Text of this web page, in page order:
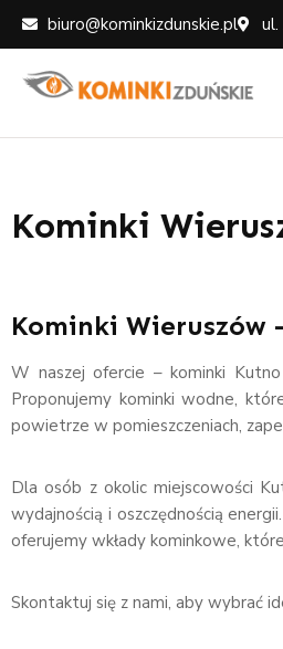
biuro@kominkizdunskie.pl
Kominki
Kominki Wieruszów
W naszej ofercie – kominki
Proponujemy kominki wodne,
powietrze w pomieszczeniach,
Dla osób z okolic miejscowości
wydajnością i oszczędnością
oferujemy wkłady kominkowe,
Skontaktuj się z nami, aby wybrać